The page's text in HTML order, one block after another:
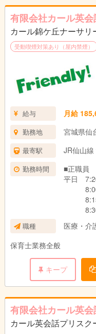
■契約職員
平日
土曜
■パート
8:00～
※時短勤
有限会社カール英
カール錦ケ丘ナーサリ
受動喫煙対策あり（屋内禁煙）
給与 月給
勤務地 宮城県仙
最寄駅 JR仙山
勤務時間
■正職員
平日
8:00
8:15
8:30
8:45
9:00
※実働
土曜
12:55
■契約職員
平日
職種
医療・介
保育士業務全般
キープ
有限会社カール英
カール英会話プリスク